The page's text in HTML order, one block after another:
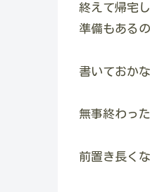
終えて帰宅
準備もある
書いておか
無事終わっ
前置き長く